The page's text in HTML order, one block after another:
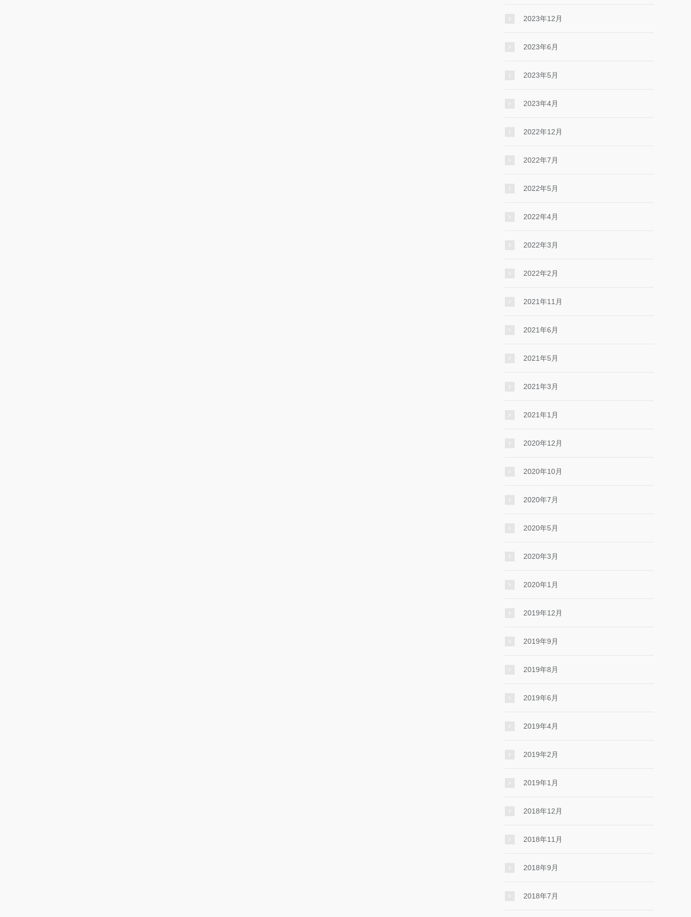
2023年12月
2023年6月
2023年5月
2023年4月
2022年12月
2022年7月
2022年5月
2022年4月
2022年3月
2022年2月
2021年11月
2021年6月
2021年5月
2021年3月
2021年1月
2020年12月
2020年10月
2020年7月
2020年5月
2020年3月
2020年1月
2019年12月
2019年9月
2019年8月
2019年6月
2019年4月
2019年2月
2019年1月
2018年12月
2018年11月
2018年9月
2018年7月